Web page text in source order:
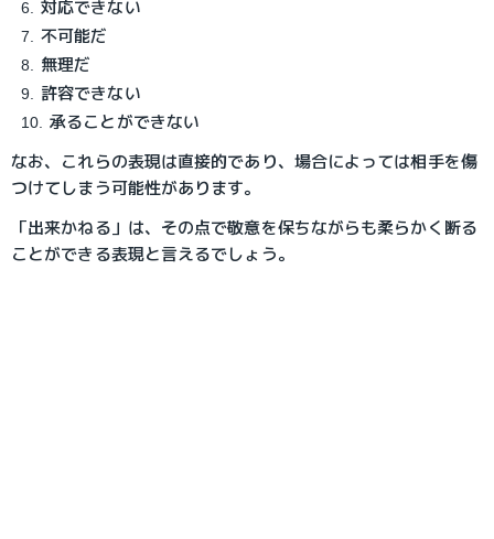
対応できない
不可能だ
無理だ
許容できない
承ることができない
なお、これらの表現は直接的であり、場合によっては相手を傷
つけてしまう可能性があります。
「出来かねる」は、その点で敬意を保ちながらも柔らかく断る
ことができる表現と言えるでしょう。